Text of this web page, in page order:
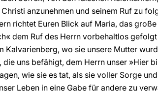
anzunehmen und seinem Ruf zu
richtet Euren Blick auf Maria, das
dem Ruf des Herrn vorbehaltlos
wo sie unsere Mutter
uns befähigt, dem Herrn unser »Hier
wie sie es tat, als sie voller Sorge
Leben in eine Gabe für andere zu